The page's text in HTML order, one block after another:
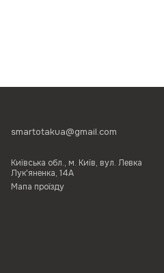
smartotakua@gmail.com
Київська обл., м. Київ, вул. Левка
Лук'яненка, 14А
Мапа проїзду